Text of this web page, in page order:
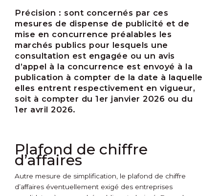
Précision : sont concernés par ces
mesures de dispense de publicité et de
mise en concurrence préalables les
marchés publics pour lesquels une
consultation est engagée ou un avis
d’appel à la concurrence est envoyé à la
publication à compter de la date à laquelle
elles entrent respectivement en vigueur,
soit à compter du 1 er janvier 2026 ou du
1 er avril 2026.
Plafond de chiffre
d’affaires
Autre mesure de simplification, le plafond de chiffre
d’affaires éventuellement exigé des entreprises